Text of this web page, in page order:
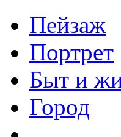
Пейзаж
Портрет
Быт и
Город